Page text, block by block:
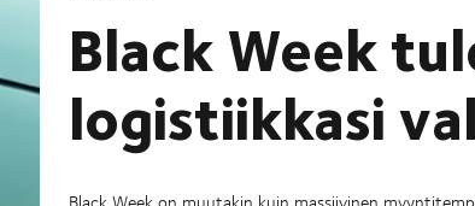
Black Week
logistiikkasi